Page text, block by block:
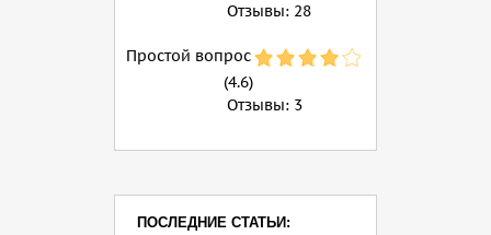
Отзывы: 28
Простой вопрос
(4.6)
Отзывы: 3
ПОСЛЕДНИЕ СТАТЬИ: